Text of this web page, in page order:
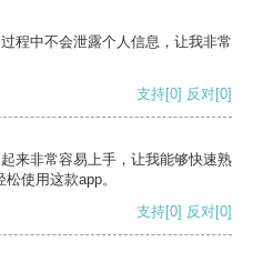
程中不会泄露个人信息，让我非常
支持[0] 反对[0]
来非常容易上手，让我能够快速熟
使用这款app。
支持[0] 反对[0]